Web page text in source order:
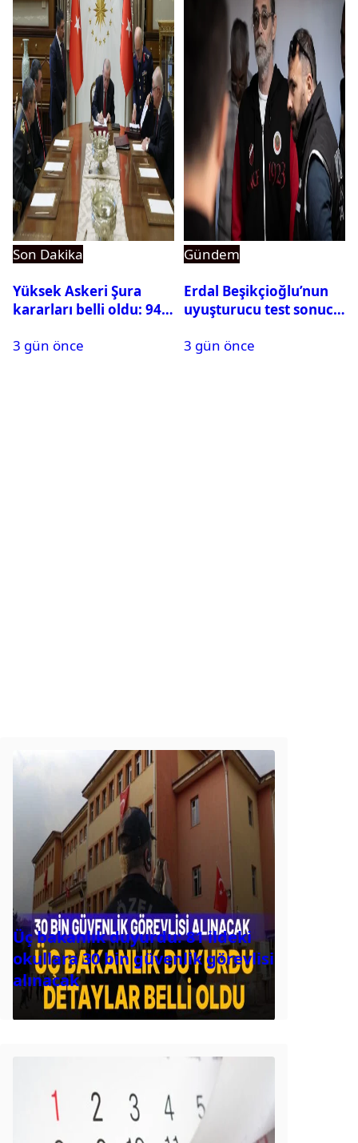
Son Dakika
Yüksek Askeri Şura
kararları belli oldu: 94
3 gün önce
Gündem
Erdal Beşikçioğlu’nun
uyuşturucu test sonucu
3 gün önce
Üç bakanlık duyurdu: 81 ildeki
okullara 30 bin güvenlik görevlisi
alınacak